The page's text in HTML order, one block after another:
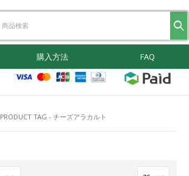
購入方法 FAQ
PRODUCT TAG - チーズアラカルト